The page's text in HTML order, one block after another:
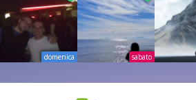
domenica sabato